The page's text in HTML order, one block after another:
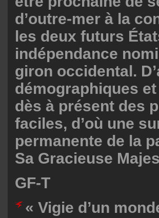
d’outre-mer à la
les deux futurs
indépendance
giron occidental.
démographiques
dès à présent des
faciles, d’où une
permanente de la
Sa Gracieuse
GF-T
« Vigie d’un